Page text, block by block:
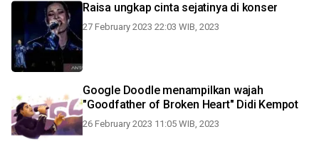
Raisa ungkap cinta sejatinya di konser
27 February 2023 22:03 WIB, 2023
Google Doodle menampilkan wajah
"Goodfather of Broken Heart" Didi Kempot
26 February 2023 11:05 WIB, 2023